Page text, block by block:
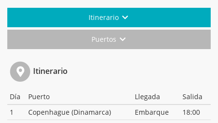
Itinerario
Puertos
Itinerario
Día Puerto Llegada
Salida
1
Copenhague (Dinamarca) Embarque
18:00